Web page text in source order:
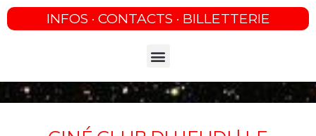
INFOS · CONTACTS · BILLETTERIE
Menu